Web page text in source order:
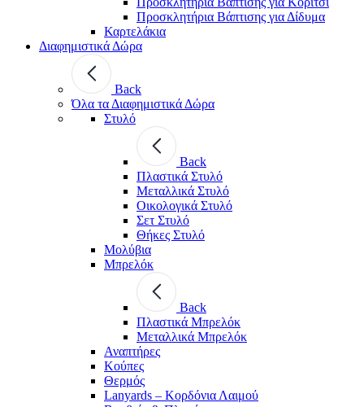
Προσκλητήρια Βάπτισης για Δίδυμα
Καρτελάκια
Διαφημιστικά Δώρα
Back
Όλα τα Διαφημιστικά Δώρα
Στυλό
Back
Πλαστικά Στυλό
Μεταλλικά Στυλό
Οικολογικά Στυλό
Σετ Στυλό
Θήκες Στυλό
Μολύβια
Μπρελόκ
Back
Πλαστικά Μπρελόκ
Μεταλλικά Μπρελόκ
Αναπτήρες
Κούπες
Θερμός
Lanyards – Kορδόνια Λαιμού